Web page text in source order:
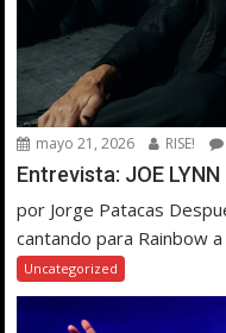
mayo 21, 2026 RISE!
Entrevista: JOE LYNN
por Jorge Patacas
cantando para Rainbow
Uncategorized